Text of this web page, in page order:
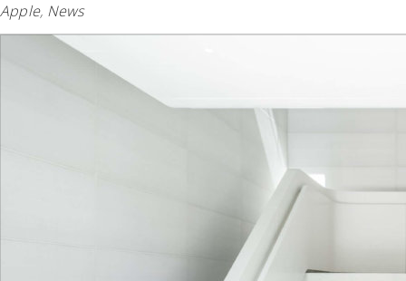
Apple, News